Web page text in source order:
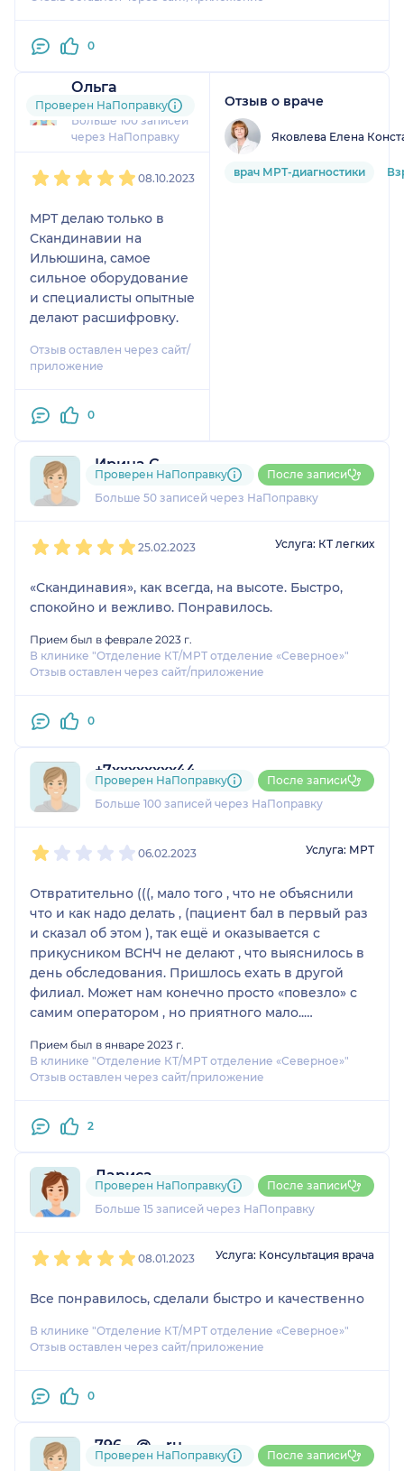
0
Ольга
81 отзыв
Больше 100 записей
через НаПоправку
Проверен НаПоправку
08.10.2023
МРТ делаю только в
Скандинавии на
Ильюшина, самое
сильное оборудование
и специалисты опытные
делают расшифровку.
Отзыв оставлен через сайт/
приложение
0
Отзыв о враче
Яковлева Елена
врач МРТ-диагностики
Ирина С.
13 отзывови5 оценок
Больше 50 записей через НаПоправку
Проверен НаПоправку После записи
25.02.2023 Услуга: КТ легких
«Скандинавия», как всегда, на высоте. Быстро,
спокойно и вежливо. Понравилось.
Прием был в феврале 2023 г.
В клинике "Отделение КТ/МРТ отделение «Северное»"
Отзыв оставлен через сайт/приложение
0
+7xxxxxxxx44
31 отзыви 1 оценка
Больше 100 записей через НаПоправку
Проверен НаПоправку После записи
06.02.2023 Услуга: МРТ
Отвратительно (((, мало того , что не объяснили
что и как надо делать , (пациент бал в первый раз
и сказал об этом ), так ещё и оказывается с
прикусником ВСНЧ не делают , что выяснилось в
день обследования. Пришлось ехать в другой
филиал. Может нам конечно просто «повезло» с
самим оператором , но приятного мало..
самое главное , что на Ильюшина мощнее
оборудование.
Прием был в январе 2023 г.
В клинике "Отделение КТ/МРТ отделение «Северное»"
Отзыв оставлен через сайт/приложение
2
Лариса
10 отзывов и1 оценка
Больше 15 записей через НаПоправку
Проверен НаПоправку После записи
08.01.2023 Услуга: Консультация врача
Все понравилось, сделали быстро и качественно
В клинике "Отделение КТ/МРТ отделение «Северное»"
Отзыв оставлен через сайт/приложение
0
796....@....ru
1 отзыв
Проверен НаПоправку После записи